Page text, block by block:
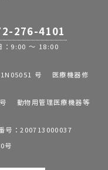
276-4101
：9:00 ～ 18:00
号 医療機器修
動物用管理医療機器等
号：200713000037
号